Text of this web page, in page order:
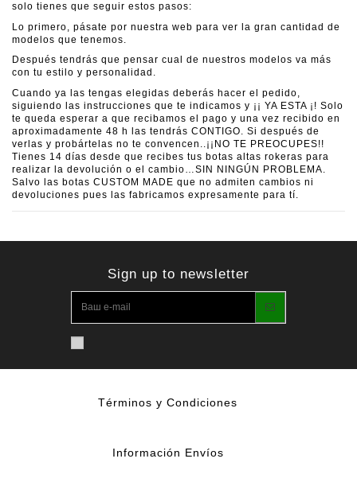
solo tienes que seguir estos pasos:
Lo primero, pásate por nuestra web para ver la gran cantidad de
modelos que tenemos.
Después tendrás que pensar cual de nuestros modelos va más
con tu estilo y personalidad.
Cuando ya las tengas elegidas deberás hacer el pedido,
siguiendo las instrucciones que te indicamos y ¡¡ YA ESTA ¡! Solo
te queda esperar a que recibamos el pago y una vez recibido en
aproximadamente 48 h las tendrás CONTIGO. Si después de
verlas y probártelas no te convencen..¡¡NO TE PREOCUPES!!
Tienes 14 días desde que recibes tus botas altas rokeras para
realizar la devolución o el cambio…SIN NINGÚN PROBLEMA.
Salvo las botas CUSTOM MADE que no admiten cambios ni
devoluciones pues las fabricamos expresamente para tí.
Sign up to newsletter
Términos y Condiciones
Información Envíos